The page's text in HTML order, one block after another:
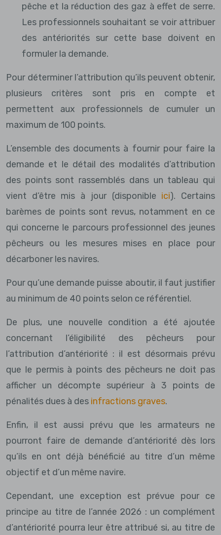
pêche et la réduction des gaz à effet de serre.
Les professionnels souhaitant se voir attribuer
des antériorités sur cette base doivent en
formuler la demande.
Pour déterminer l’attribution qu’ils peuvent obtenir,
plusieurs critères sont pris en compte et
permettent aux professionnels de cumuler un
maximum de 100 points.
L’ensemble des documents à fournir pour faire la
demande et le détail des modalités d’attribution
des points sont rassemblés dans un tableau qui
vient d’être mis à jour (disponible ici). Certains
barèmes de points sont revus, notamment en ce
qui concerne le parcours professionnel des jeunes
pêcheurs ou les mesures mises en place pour
décarboner les navires.
Pour qu’une demande puisse aboutir, il faut justifier
au minimum de 40 points selon ce référentiel.
De plus, une nouvelle condition a été ajoutée
concernant l’éligibilité des pêcheurs pour
l’attribution d’antériorité : il est désormais prévu
que le permis à points des pêcheurs ne doit pas
afficher un décompte supérieur à 3 points de
pénalités dues à des infractions graves.
Enfin, il est aussi prévu que les armateurs ne
pourront faire de demande d’antériorité dès lors
qu’ils en ont déjà bénéficié au titre d’un même
objectif et d’un même navire.
Cependant, une exception est prévue pour ce
principe au titre de l’année 2026 : un complément
d’antériorité pourra leur être attribué si, au titre de